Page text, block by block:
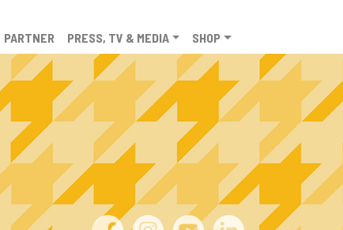
PARTNER PRESS, TV & MEDIA SHOP